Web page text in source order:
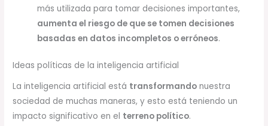
más utilizada para tomar decisiones importantes,
aumenta el riesgo de que se tomen decisiones
basadas en datos incompletos o erróneos.
Ideas políticas de la inteligencia artificial
La inteligencia artificial está transformando nuestra
sociedad de muchas maneras, y esto está teniendo un
impacto significativo en el terreno político.